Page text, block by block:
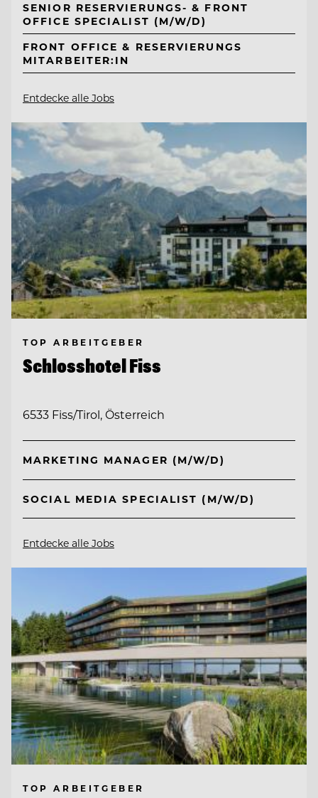
SENIOR RESERVIERUNGS- & FRONT
OFFICE SPECIALIST (M/W/D)
FRONT OFFICE & RESERVIERUNGS
MITARBEITER:IN
Entdecke alle Jobs
TOP ARBEITGEBER
Schlosshotel Fiss
6533 Fiss/Tirol, Österreich
MARKETING MANAGER (M/W/D)
SOCIAL MEDIA SPECIALIST (M/W/D)
Entdecke alle Jobs
TOP ARBEITGEBER